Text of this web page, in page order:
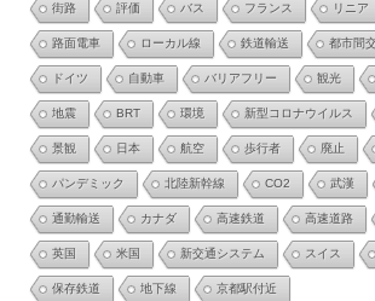
街路 評価 バス フランス リニア
路面電車 ローカル線 鉄道輸送 都市間
ドイツ 自動車 バリアフリー 観光
地震 BRT 環境 新型コロナウイルス
景観 日本 航空 歩行者 廃止
パンデミック 北陸新幹線 CO2 武漢
通勤輸送 カナダ 高速鉄道 高速道路
英国 米国 新交通システム スイス
保存鉄道 地下線 京都駅付近